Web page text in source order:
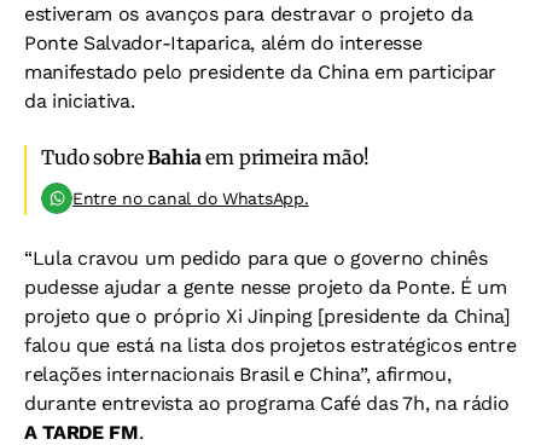
estiveram os avanços para destravar o projeto da
Ponte Salvador-Itaparica, além do interesse
manifestado pelo presidente da China em participar
da iniciativa.
Tudo sobreBahia em primeira mão!
Entre no canal do WhatsApp.
“Lula cravou um pedido para que o governo chinês
pudesse ajudar a gente nesse projeto da Ponte. É um
projeto que o próprio Xi Jinping [presidente da China]
falou que está na lista dos projetos estratégicos entre
relações internacionais Brasil e China”, afirmou,
durante entrevista ao programa Café das 7h, na rádio
A TARDE FM.